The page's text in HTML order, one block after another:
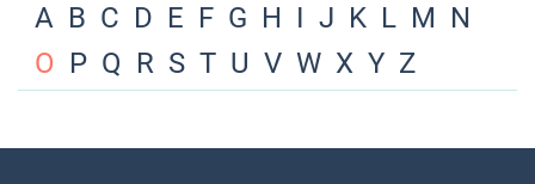
A B C D E F G H I J K L M N
O P Q R S T U V W X Y Z